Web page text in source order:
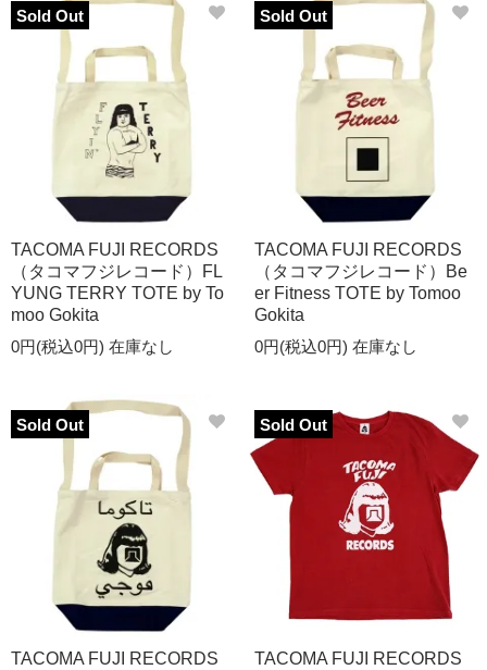
Sold Out
TACOMA FUJI RECORDS
（タコマフジレコード）FL
YUNG TERRY TOTE by To
moo Gokita
0円(税込0円) 在庫なし
Sold Out
TACOMA FUJI RECORDS
（タコマフジレコード）Be
er Fitness TOTE by Tomoo
Gokita
0円(税込0円) 在庫なし
Sold Out
TACOMA FUJI RECORDS
Sold Out
TACOMA FUJI RECORDS